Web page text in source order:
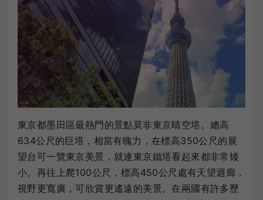
東京都墨田區最熱門的景點莫非東京晴空塔。總高
634公尺的巨塔，相當有魄力，在標高350公尺的展
望台可一覽東京美景，就連東京鐵塔看起來都非常矮
小。再往上爬100公尺，標高450公尺處有天望迴廊，
視野更寬廣，可欣賞更遙遠的美景。在兩國有許多歷